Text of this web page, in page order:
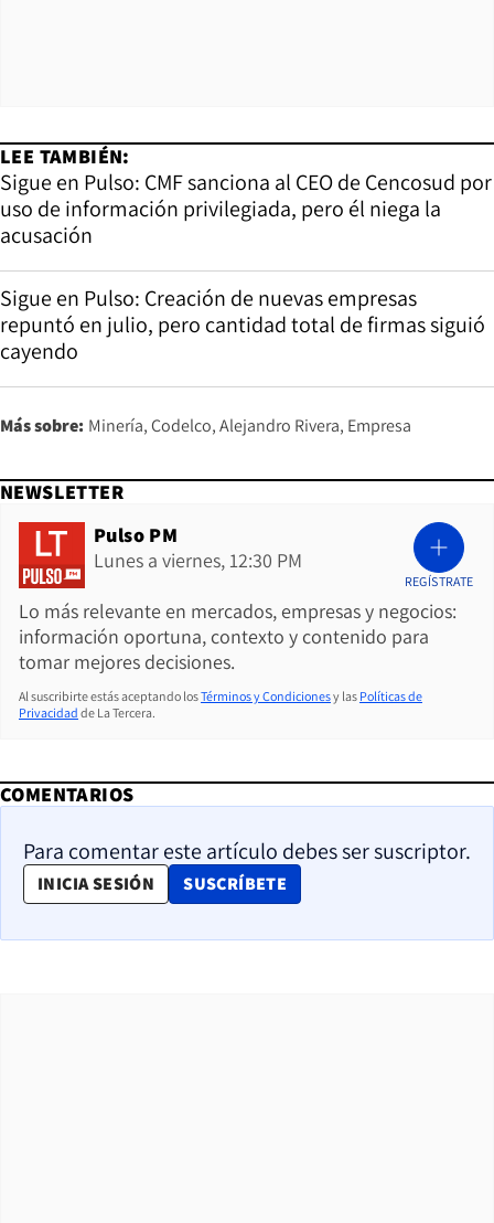
LEE TAMBIÉN:
Sigue en Pulso: CMF sanciona al CEO de Cencosud por
uso de información privilegiada, pero él niega la
acusación
Sigue en Pulso: Creación de nuevas empresas
repuntó en julio, pero cantidad total de firmas siguió
cayendo
Más sobre: Minería Codelco Alejandro Rivera Empresa
NEWSLETTER
Pulso PM
Lunes a viernes, 12:30 PM
Lo más relevante en mercados, empresas y negocios:
información oportuna, contexto y contenido para
tomar mejores decisiones.
REGÍSTRATE
Al suscribirte estás aceptando losTérminos y Condicionesy las Políticas de
Privacidad de La Tercera.
COMENTARIOS
Para comentar este artículo debes ser suscriptor.
INICIA SESIÓN SUSCRÍBETE
OPENS IN NEW WINDOW